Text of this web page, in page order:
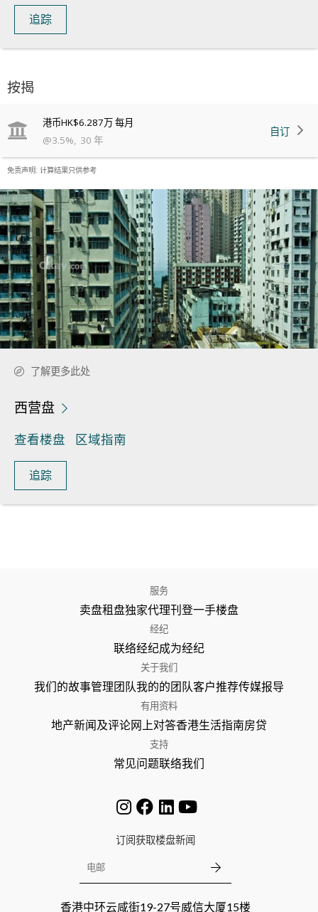
按揭
港币HK$6.287万每月
@3.5%, 30 年
自订
免责声明: 计算结果只供参考
追踪
了解更多此处
西营盘
查看楼盘 区域指南
追踪
服务
卖盘租盘独家代理刊登一手楼盘
经纪
联络经纪成为经纪
关于我们
我们的故事管理团队我的的团队客户推荐传媒报导
有用资料
地产新闻及评论网上对答香港生活指南房贷
支持
常见问题联络我们
订阅获取楼盘新闻
香港中环云咸街19-27号威信大厦15楼